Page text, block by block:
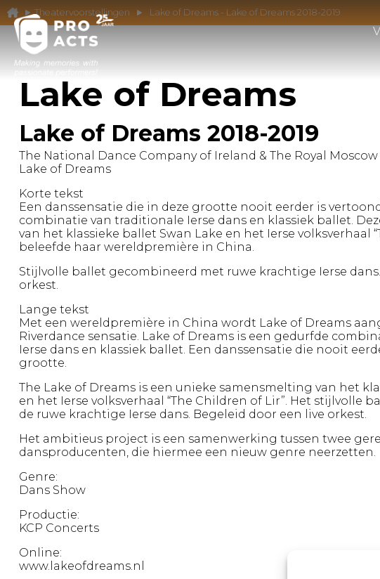
Theatervoorstellingen Lake of Dreams - Lake of Dreams 2018-2019
Lake of Dreams
Lake of Dreams 2018-2019
The National Dance Company of Ireland & The Royal
Lake of Dreams
Korte tekst
Een danssensatie die in deze grootte nooit eerder is
combinatie van traditionale Ierse dans en klassiek ballet.
van het klassieke ballet Swan Lake en het Ierse volksverhaal
beleefde haar wereldpremière in China.
Stijlvolle ballet gecombineerd met ruwe krachtige Ierse
orkest.
Lange tekst
Met een wereldpremière in China wordt Lake of Dreams
Riverdance sensatie. Lake of Dreams is een gedurfde
Ierse dans en klassiek ballet. Een danssensatie die nooit
grootte.
The Lake of Dreams is een unieke samensmelting van het
en het Ierse volksverhaal “The Children of Lir”. Het stijlvolle
de ruwe krachtige Ierse dans. Begeleid door een live orkest.
Het ambitieus project is een samenwerking tussen twee
dansproducenten, die hiermee een nieuw genre neerzetten.
Genre:
Dans Show
Productie:
KCP Concerts
Online:
www.lakeofdreams.nl